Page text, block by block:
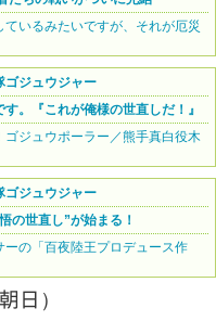
いるみたいですが、それが厄災
ゴジュウジャー
。『これが俺様の世直しだ！』
ジュウポーラー／熊手真白役木
ゴジュウジャー
の世直し”が始まる！
の「百夜陸王プロデュース作
日）